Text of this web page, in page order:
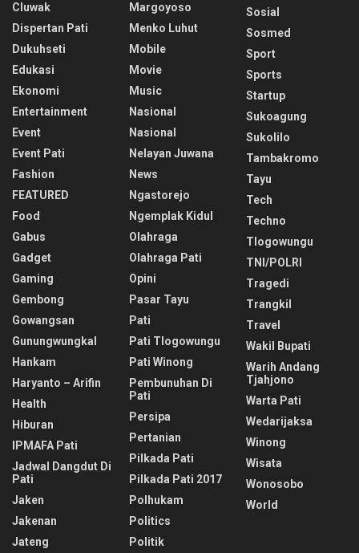
Cluwak
Dispertan Pati
Dukuhseti
Edukasi
Ekonomi
Entertainment
Event
Event Pati
Fashion
FEATURED
Food
Gabus
Gadget
Gaming
Gembong
Gowangsan
Gunungwungkal
Hankam
Haryanto – Arifin
Health
Hiburan
IPMAFA Pati
Jadwal Dangdut Di
Pati
Jaken
Jakenan
Jateng
Margoyoso
Menko Luhut
Mobile
Movie
Music
Nasional
Nasional
Nelayan Juwana
News
Ngastorejo
Ngemplak Kidul
Olahraga
Olahraga Pati
Opini
Pasar Tayu
Pati
Pati Tlogowungu
Pati Winong
Pembunuhan Di
Pati
Persipa
Pertanian
Pilkada Pati
Pilkada Pati 2017
Polhukam
Politics
Politik
Sosial
Sosmed
Sport
Sports
Startup
Sukoagung
Sukolilo
Tambakromo
Tayu
Tech
Techno
Tlogowungu
TNI/POLRI
Tragedi
Trangkil
Travel
Wakil Bupati
Warih Andang
Tjahjono
Warta Pati
Wedarijaksa
Winong
Wisata
Wonosobo
World